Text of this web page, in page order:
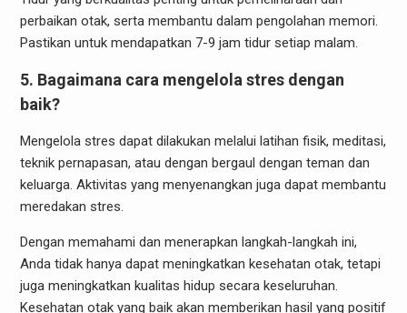
perbaikan otak, serta membantu dalam pengolahan memori.
Pastikan untuk mendapatkan 7-9 jam tidur setiap malam.
5. Bagaimana cara mengelola stres dengan
baik?
Mengelola stres dapat dilakukan melalui latihan fisik, meditasi,
teknik pernapasan, atau dengan bergaul dengan teman dan
keluarga. Aktivitas yang menyenangkan juga dapat membantu
meredakan stres.
Dengan memahami dan menerapkan langkah-langkah ini,
Anda tidak hanya dapat meningkatkan kesehatan otak, tetapi
juga meningkatkan kualitas hidup secara keseluruhan.
Kesehatan otak yang baik akan memberikan hasil yang positif